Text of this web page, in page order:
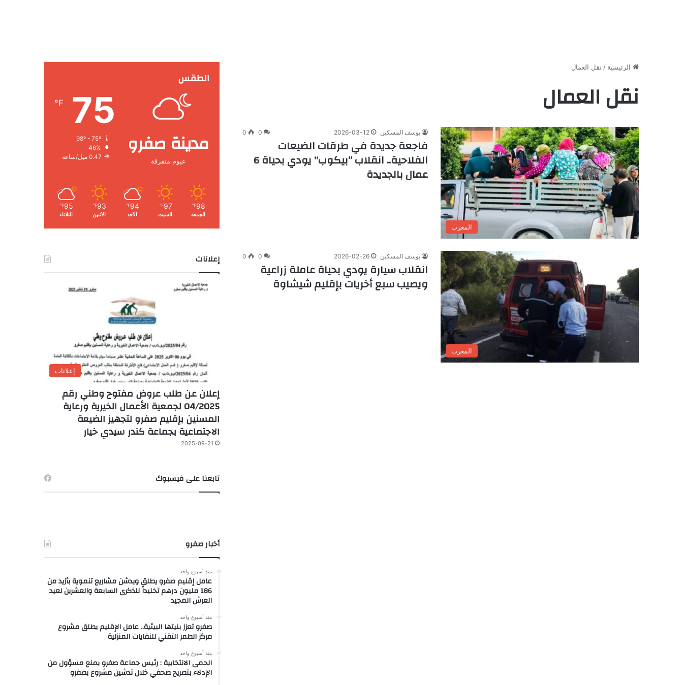
الرئيسية / نقل العمال
نقل العمال
المغرب
يوسف المسكين 2026-03-12
0
0
فاجعة جديدة في طرقات الضيعات
الفلاحية.. انقلاب “بيكوب” يودي بحياة 6
عمال بالجديدة
المغرب
يوسف المسكين 2026-02-26
0
0
انقلاب سيارة يودي بحياة عاملة زراعية
ويصيب سبع أخريات بإقليم شيشاوة
الطقس
مدينة صفرو
غيوم متفرقة
75
℉
46%
0.47 ميل/ساعة
98
℉
الجمعة
97
℉
السبت
94
℉
الأحد
93
℉
الأثنين
95
℉
الثلاثاء
إعلانات
إعلانات
إعلان عن طلب عروض مفتوح وطني رقم
04/2025 لجمعية الأعمال الخيرية ورعاية
المسنين بإقليم صفرو لتجهيز الضيعة
الاجتماعية بجماعة كندر سيدي خيار
2025-09-21
تابعنا على فيسبوك
أخبار صفرو
منذ أسبوع واحد
عامل إقليم صفرو يطلق ويدشن مشاريع تنموية بأزيد من
186 مليون درهم تخليداً للذكرى السابعة والعشرين لعيد
العرش المجيد
منذ أسبوع واحد
صفرو تعزز بنيتها البيئية.. عامل الإقليم يطلق مشروع
مركز الطمر التقني للنفايات المنزلية
منذ أسبوع واحد
الحمى الانتخابية : رئيس جماعة صفرو يمنع مسؤول من
الإدلاء بتصريح صحفي خلال تدشين مشروع بصفرو